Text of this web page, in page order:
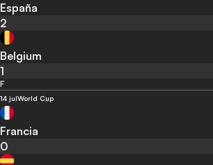
España
2
Belgium
1
F
14 julWorld Cup
Francia
0